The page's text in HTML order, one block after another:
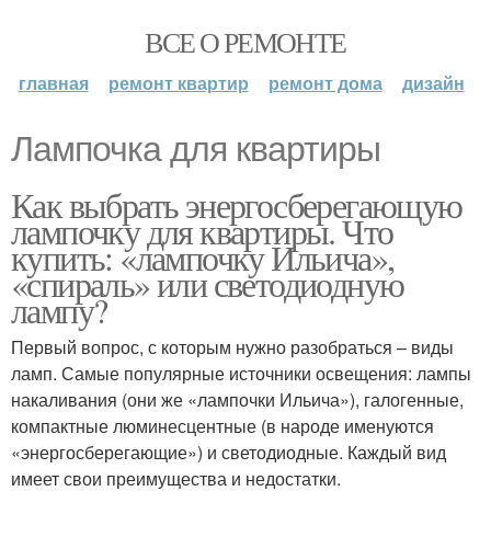
ВСЕ О РЕМОНТЕ
главная ремонт квартир ремонт дома дизайн
Лампочка для квартиры
Как выбрать энергосберегающую
лампочку для квартиры. Что
купить: «лампочку Ильича»,
«спираль» или светодиодную
лампу?
Первый вопрос, с которым нужно разобраться – виды
ламп. Самые популярные источники освещения: лампы
накаливания (они же «лампочки Ильича»), галогенные,
компактные люминесцентные (в народе именуются
«энергосберегающие») и светодиодные. Каждый вид
имеет свои преимущества и недостатки.